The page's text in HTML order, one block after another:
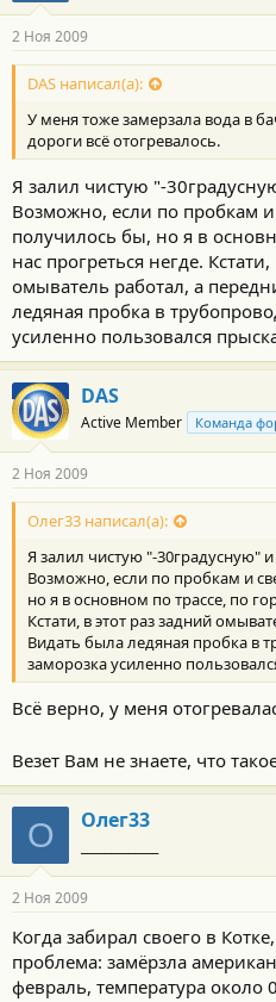
2 Ноя 2009
DAS написал(а):
У меня тоже замерзала вода в
дороги всё отогревалось.
Я залил чистую "-
Возможно, если по пробкам
получилось бы, но я в
нас прогреться негде.
омыватель работал, а
ледяная пробка в
усиленно пользовался
DAS
Active Member Команда
2 Ноя 2009
Олег33 написал(а):
Я залил чистую "-30градусную" и
Возможно, если по пробкам и
но я в основном по трассе, по
Кстати, в этот раз задний
Видать была ледяная пробка в
заморозка усиленно
Всё верно, у меня
Везет Вам не знаете, что
О Олег33
2 Ноя 2009
Когда забирал своего в
проблема: замёрзла
февраль, температура около